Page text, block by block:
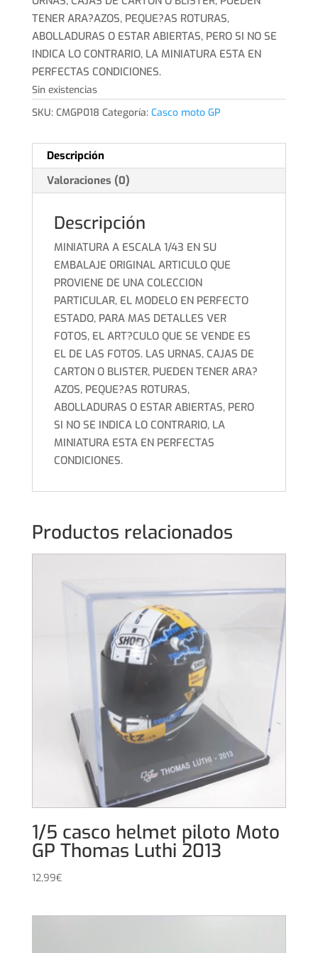
TENER ARA?AZOS, PEQUE?AS ROTURAS,
ABOLLADURAS O ESTAR ABIERTAS, PERO SI NO SE
INDICA LO CONTRARIO, LA MINIATURA ESTA EN
PERFECTAS CONDICIONES.
Sin existencias
SKU: CMGP018 Categoría: Casco moto GP
Descripción
Valoraciones (0)
Descripción
MINIATURA A ESCALA 1/43 EN SU
EMBALAJE ORIGINAL ARTICULO QUE
PROVIENE DE UNA COLECCION
PARTICULAR, EL MODELO EN PERFECTO
ESTADO, PARA MAS DETALLES VER
FOTOS, EL ART?CULO QUE SE VENDE ES
EL DE LAS FOTOS. LAS URNAS, CAJAS DE
CARTON O BLISTER, PUEDEN TENER ARA?
AZOS, PEQUE?AS ROTURAS,
ABOLLADURAS O ESTAR ABIERTAS, PERO
SI NO SE INDICA LO CONTRARIO, LA
MINIATURA ESTA EN PERFECTAS
CONDICIONES.
Productos relacionados
1/5 casco helmet piloto Moto
GP Thomas Luthi 2013
12,99€